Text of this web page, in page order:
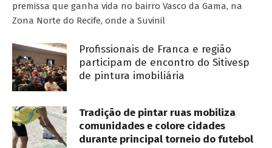
premissa que ganha vida no bairro Vasco da Gama, na
Zona Norte do Recife, onde a Suvinil
Profissionais de Franca e região
participam de encontro do Sitivesp
de pintura imobiliária
Tradição de pintar ruas mobiliza
comunidades e colore cidades
durante principal torneio do futebol